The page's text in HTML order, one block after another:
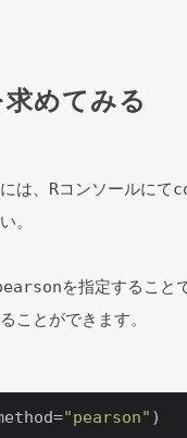
めてみる
は、Rコンソールにて
。
を指定すること
ことができます。
"pearson" )